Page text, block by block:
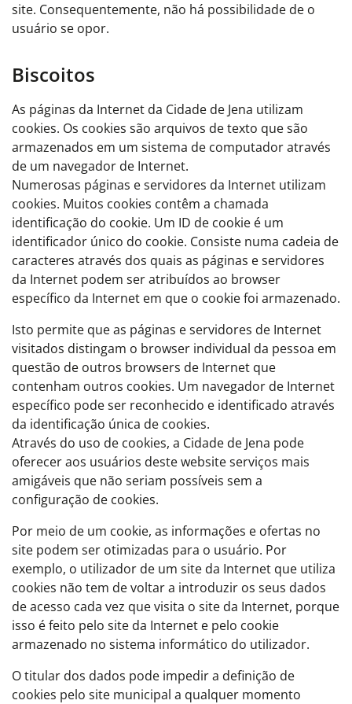
site. Consequentemente, não há possibilidade de o
usuário se opor.
Biscoitos
As páginas da Internet da Cidade de Jena utilizam
cookies. Os cookies são arquivos de texto que são
armazenados em um sistema de computador através
de um navegador de Internet.
Numerosas páginas e servidores da Internet utilizam
cookies. Muitos cookies contêm a chamada
identificação do cookie. Um ID de cookie é um
identificador único do cookie. Consiste numa cadeia de
caracteres através dos quais as páginas e servidores
da Internet podem ser atribuídos ao browser
específico da Internet em que o cookie foi armazenado.
Isto permite que as páginas e servidores de Internet
visitados distingam o browser individual da pessoa em
questão de outros browsers de Internet que
contenham outros cookies. Um navegador de Internet
específico pode ser reconhecido e identificado através
da identificação única de cookies.
Através do uso de cookies, a Cidade de Jena pode
oferecer aos usuários deste website serviços mais
amigáveis que não seriam possíveis sem a
configuração de cookies.
Por meio de um cookie, as informações e ofertas no
site podem ser otimizadas para o usuário. Por
exemplo, o utilizador de um site da Internet que utiliza
cookies não tem de voltar a introduzir os seus dados
de acesso cada vez que visita o site da Internet, porque
isso é feito pelo site da Internet e pelo cookie
armazenado no sistema informático do utilizador.
O titular dos dados pode impedir a definição de
cookies pelo site municipal a qualquer momento